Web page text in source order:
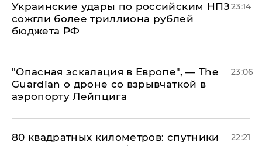
Украинские удары по российским НПЗ
сожгли более триллиона рублей
бюджета РФ
23:14
"Опасная эскалация в Европе", — The
Guardian о дроне со взрывчаткой в
аэропорту Лейпцига
23:06
80 квадратных километров: спутники
22:21